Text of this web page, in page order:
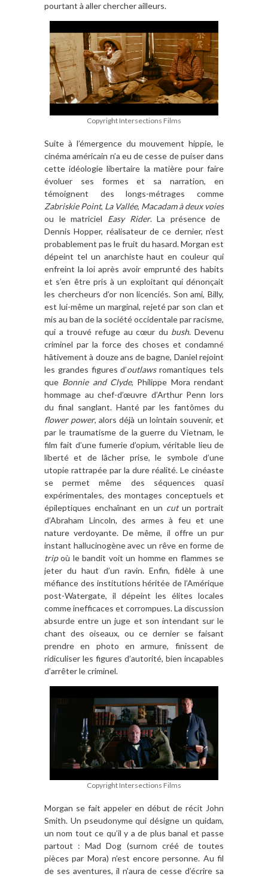
pourtant à aller chercher ailleurs.
Copyright Intersections Films
Suite à l’émergence du mouvement hippie, le
cinéma américain n’a eu de cesse de puiser dans
cette idéologie libertaire la matière pour faire
évoluer ses formes et sa narration, en
témoignent des longs-métrages comme
Zabriskie Point, La Vallée, Macadamàdeux voies
ou le matriciel Easy Rider. La présence de
Dennis Hopper, réalisateur de ce dernier, n’est
probablement pas le fruit du hasard. Morgan est
dépeint tel un anarchiste haut en couleur qui
enfreint la loi après avoir emprunté des habits
et s’en être pris àun exploitant qui dénonçait
les chercheurs d’or non licenciés. Son ami, Billy,
est lui-même un marginal, rejeté par son clan et
mis au ban de la société occidentale par racisme,
qui a trouvé refuge au cœur du bush. Devenu
criminel par la force des choses et condamné
hâtivementà douze ans de bagne, Daniel rejoint
les grandes figures d’outlawsromantiques tels
que Bonnie and Clyde, Philippe Mora rendant
hommage au chef-d’œuvre d’Arthur Penn lors
du final sanglant. Hanté par les fantômes du
flower power, alors déjà un lointain souvenir, et
par le traumatisme de la guerre du Vietnam, le
film fait d’une fumerie d’opium, véritable lieu de
liberté et de lâcher prise, le symbole d’une
utopie rattrapée par la dure réalité. Le cinéaste
se permet même des séquences quasi
expérimentales, des montages conceptuels et
épileptiques enchaînant en un cutun portrait
d’Abraham Lincoln, des armesà feu et une
nature verdoyante. De même, il offre un pur
instant hallucinogène avec un rêve en forme de
tripoù le bandit voit un homme en flammes se
jeter du haut d’un ravin. Enfin, fidèle à une
méfiance des institutions héritée de l’Amérique
post-Watergate, il dépeint les élites locales
comme inefficaces et corrompues. La discussion
absurde entre un juge et son intendant sur le
chant des oiseaux, ou ce dernier se faisant
prendre en photo en armure, finissent de
ridiculiser les figures d’autorité, bien incapables
d’arrêter le criminel.
Copyright Intersections Films
Morgan se fait appeler en début de récit John
Smith. Un pseudonyme qui désigne un quidam,
un nom tout ce qu’il y a de plus banal et passe
partout : Mad Dog (surnom créé de toutes
pièces par Mora) n’est encore personne. Au fil
de ses aventures, il n’aura de cesse d’écrire sa